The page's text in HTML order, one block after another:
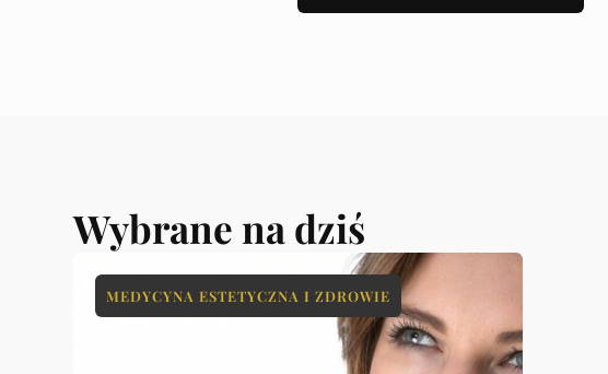
Wybrane na dziś
MEDYCYNA ESTETYCZNA I ZDROWIE